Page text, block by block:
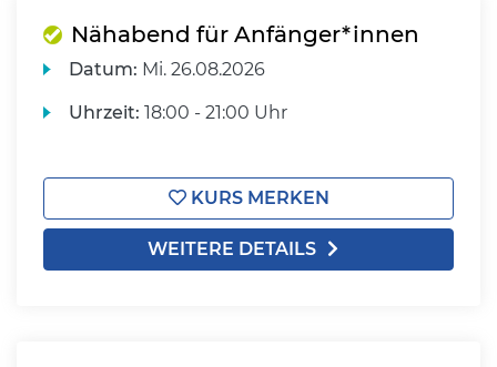
Nähabend für Anfänger*innen
Datum: Mi. 26.08.2026
Uhrzeit: 18:00 - 21:00 Uhr
KURS MERKEN
WEITERE DETAILS